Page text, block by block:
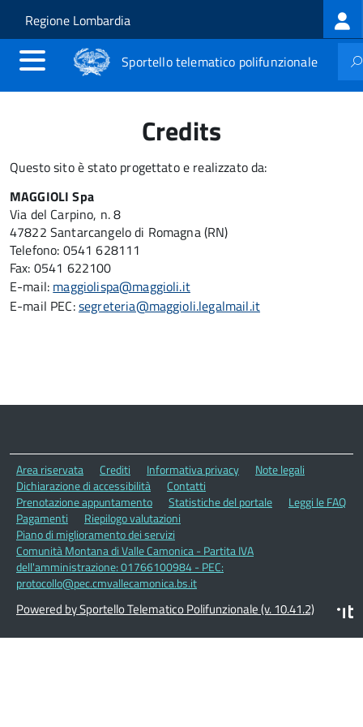
Salta al contenuto principale
Skip to site navigation
Regione Lombardia
Sportello telematico polifunzionale
Credits
Questo sito è stato progettato e realizzato da:
MAGGIOLI Spa
Via del Carpino, n. 8
47822 Santarcangelo di Romagna (RN)
Telefono: 0541 628111
Fax: 0541 622100
E-mail: maggiolispa@maggioli.it
E-mail PEC:segreteria@maggioli.legalmail.it
Area riservata Crediti Informativa privacy
Note legali
Dichiarazione di accessibilità
Contatti
Prenotazione appuntamento
Statistiche del portale
Leggi le FAQ
Pagamenti
Riepilogo valutazioni
Piano di miglioramento dei servizi
Comunità Montana di Valle Camonica - Partita IVA
dell'amministrazione: 01766100984 - PEC:
protocollo@pec.cmvallecamonica.bs.it
Powered by Sportello Telematico Polifunzionale (v. 10.41.2)